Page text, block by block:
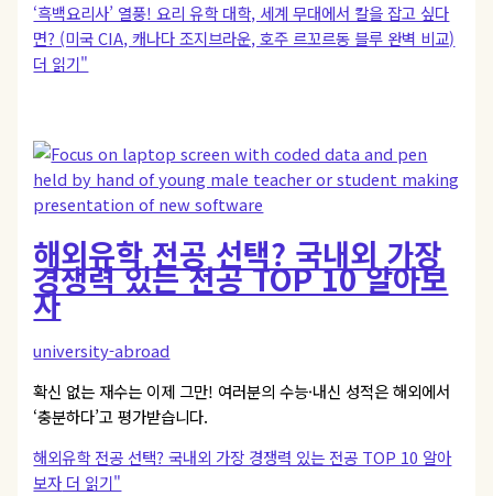
‘흑백요리사’ 열풍! 요리 유학 대학, 세계 무대에서 칼을 잡고 싶다
면? (미국 CIA, 캐나다 조지브라운, 호주 르꼬르동 블루 완벽 비교)
더 읽기"
해외유학 전공 선택? 국내외 가장
경쟁력 있는 전공 TOP 10 알아보
자
university-abroad
확신 없는 재수는 이제 그만! 여러분의 수능·내신 성적은 해외에서
‘충분하다’고 평가받습니다.
해외유학 전공 선택? 국내외 가장 경쟁력 있는 전공 TOP 10 알아
보자더 읽기"